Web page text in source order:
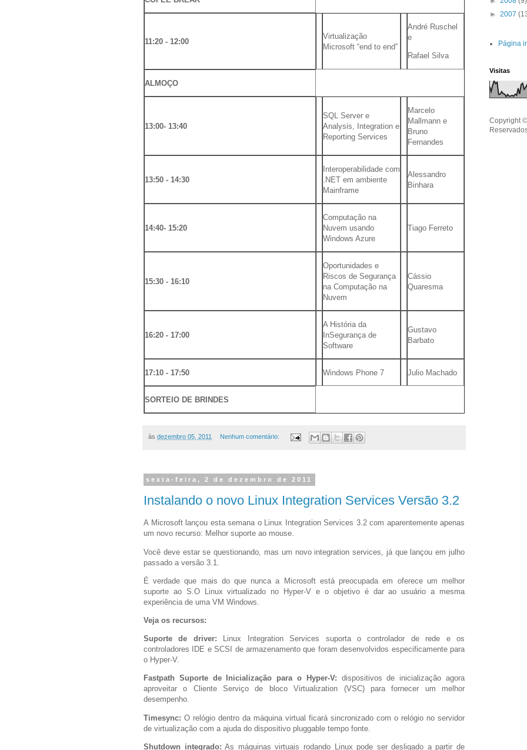
11:20 - 12:00
Virtualização
Microsoft “end to end”
André Ruschel
e
Rafael Silva
ALMOÇO
13:00- 13:40
SQL Server e
Analysis, Integration e
Reporting Services
Marcelo
Mallmann e
Bruno
Fernandes
13:50 - 14:30
Interoperabilidade com
.NET em ambiente
Mainframe
Alessandro
Binhara
14:40- 15:20
Computação na
Nuvem usando
Windows Azure
Tiago Ferreto
15:30 - 16:10
Oportunidades e
Riscos de Segurança
na Computação na
Nuvem
Cássio
Quaresma
16:20 - 17:00
A História da
InSegurança de
Software
Gustavo
Barbato
17:10 - 17:50 Windows Phone 7 Julio Machado
SORTEIO DE BRINDES
às dezembro 05, 2011 Nenhum comentário:
sexta-feira, 2 de dezembro de 2011
Instalando o novo Linux Integration Services Versão 3.2
A Microsoft lançou esta semana o Linux Integration Services 3.2 com aparentemente apenas
um novo recurso: Melhor suporte ao mouse.
Você deve estar se questionando, mas um novo integration services, já que lançou em julho
passado a versão 3.1.
É verdade que mais do que nunca a Microsoft está preocupada em oferece um melhor
suporte ao S.O Linux virtualizado no Hyper-V e o objetivo é dar ao usuário a mesma
experiência de uma VM Windows.
Veja os recursos:
Suporte de driver: Linux Integration Services suporta o controlador de rede e os
controladores IDE e SCSI de armazenamento que foram desenvolvidos especificamente para
o Hyper-V.
Fastpath Suporte de Inicialização para o Hyper-V: dispositivos de inicialização agora
aproveitar o Cliente Serviço de bloco Virtualization (VSC) para fornecer um melhor
desempenho.
Timesync: O relógio dentro da máquina virtual ficará sincronizado com o relógio no servidor
de virtualização com a ajuda do dispositivo pluggable tempo fonte.
Shutdown integrado: As máquinas virtuais rodando Linux pode ser desligado a partir de
► 2007
Página
Visitas
Copyright